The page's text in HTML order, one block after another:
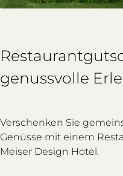
genussvolle
Verschenken Sie
Genüsse mit einem
Meiser Design Hotel.